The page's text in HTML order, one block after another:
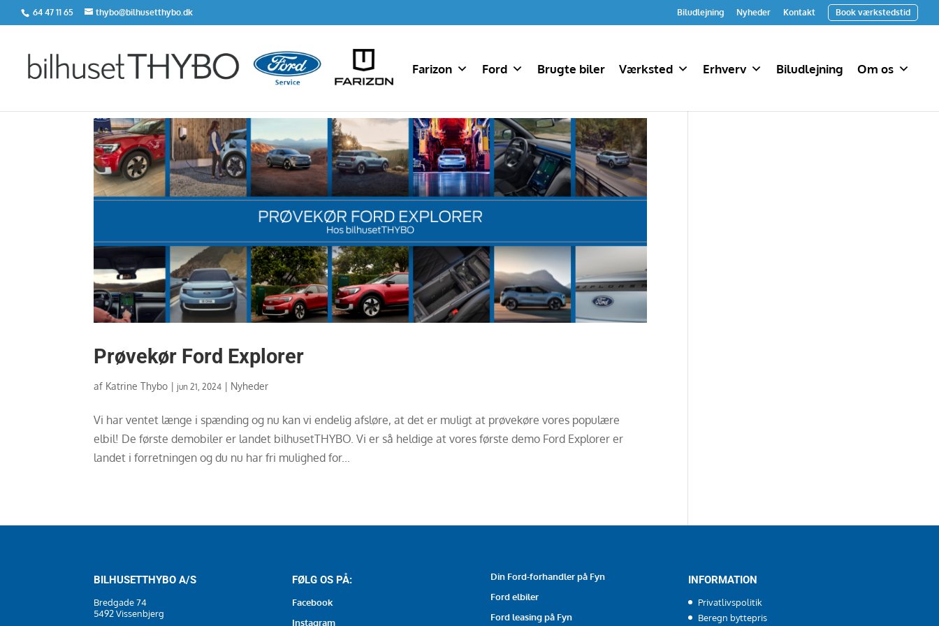
64 47 11 65 thybo@bilhusetthybo.dk Biludlejning Nyheder Kontakt Book værkstedstid
Farizon Ford Brugte biler Værksted Erhverv Biludlejning Om os
Prøvekør Ford Explorer
af Katrine Thybo | jun 21, 2024 | Nyheder
Vi har ventet længe i spænding og nu kan vi endelig afsløre, at det er muligt at prøvekøre vores populære
elbil! De første demobiler er landet bilhusetTHYBO. Vi er så heldige at vores første demo Ford Explorer er
landet i forretningen og du nu har fri mulighed for...
BILHUSETTHYBO A/S
Bredgade 74
5492 Vissenbjerg
FØLG OS PÅ:
Facebook
Instagram
Din Ford-forhandler på Fyn
Ford elbiler
Ford leasing på Fyn
INFORMATION
Privatlivspolitik
Beregn byttepris